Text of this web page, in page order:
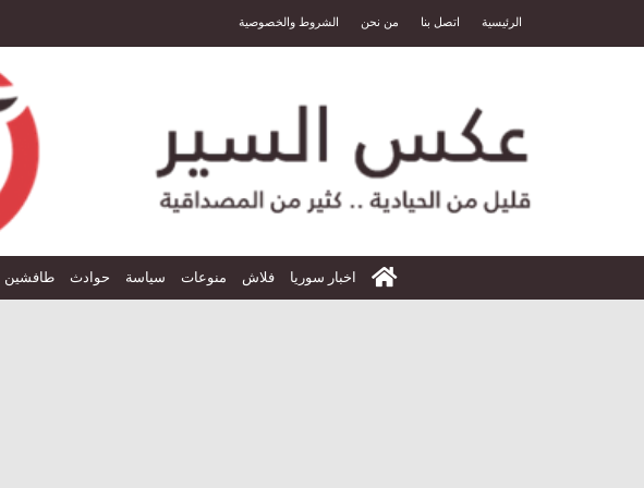
الرئيسية اتصل بنا من نحن الشروط والخصوصية
الرئيسية
اخبار سوريا فلاش منوعات سياسة حوادث طافشين